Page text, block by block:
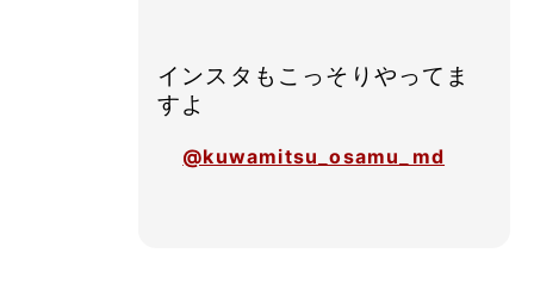
インスタもこっそりやってま
すよ
@kuwamitsu_osamu_md